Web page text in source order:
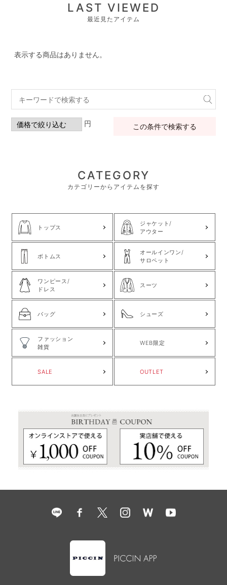
LAST VIEWED
最近見たアイテム
表示する商品はありません。
円 この条件で検索する
CATEGORY
カテゴリーからアイテムを探す
トップス
ジャケット/
アウター
ボトムス
オールインワン/
サロペット
ワンピース/
ドレス
スーツ
バッグ シューズ
ファッション
雑貨
WEB限定
SALE OUTLET